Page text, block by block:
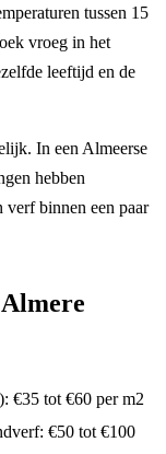
tussen 15
vroeg in het
leeftijd en de
In een Almeerse
hebben
verf binnen een paar
€35 tot €60 per m2
€50 tot €100